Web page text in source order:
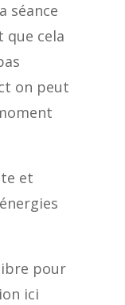
séance
que cela
on peut
et
pour
ici